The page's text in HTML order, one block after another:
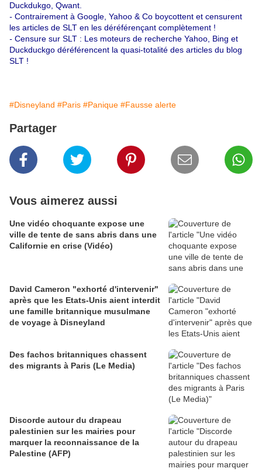
Duckdukgo, Qwant.
- Contrairement à Google, Yahoo & Co boycottent et censurent
les articles de SLT en les déréférençant complètement !
- Censure sur SLT : Les moteurs de recherche Yahoo, Bing et
Duckduckgo déréférencent la quasi-totalité des articles du blog
SLT !
#Disneyland #Paris #Panique #Fausse alerte
Partager
Vous aimerez aussi
Une vidéo choquante expose une
ville de tente de sans abris dans une
Californie en crise (Vidéo)
David Cameron "exhorté d'intervenir"
après que les Etats-Unis aient interdit
une famille britannique musulmane
de voyage à Disneyland
Des fachos britanniques chassent
des migrants à Paris (Le Media)
Discorde autour du drapeau
palestinien sur les mairies pour
marquer la reconnaissance de la
Palestine (AFP)